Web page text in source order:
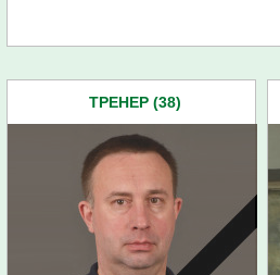
ТРЕНЕР (38)